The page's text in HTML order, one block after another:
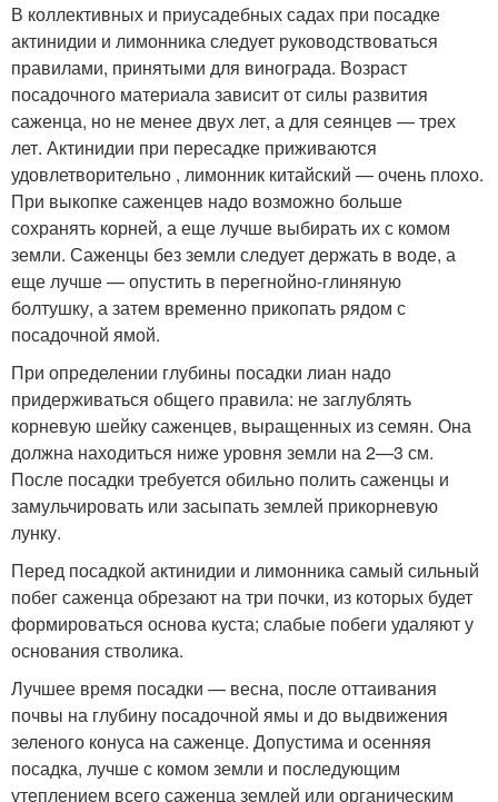
В коллективных и приусадебных садах при посадке
актинидии и лимонника следует руководствоваться
правилами, принятыми для винограда. Возраст
посадочного материала зависит от силы разви­тия
саженца, но не менее двух лет, а для сеянцев — трех
лет. Актинидии при пересадке приживаются
удовлетворительно , лимонник китайский — очень плохо.
При выкопке саженцев надо возможно больше
сохранять корней, а еще лучше выбирать их с комом
земли. Саженцы без земли следует держать в воде, а
еще лучше — опустить в перегнойно-глиняную
болтушку, а затем временно прикопать рядом с
посадочной ямой.
При определении глубины посадки лиан надо
придерживаться общего правила: не заглублять
корневую шейку саженцев, выращенных из семян. Она
должна на­ходиться ниже уровня земли на 2—3 см.
После посадки требуется обильно полить саженцы и
замульчировать или засыпать землей прикорневую
лунку.
Перед посадкой актинидии и лимонника самый сильный
побег саженца обрезают на три почки, из которых будет
формироваться основа куста; слабые по­беги удаляют у
основания стволика.
Лучшее время посадки — весна, после оттаивания
почвы на глубину посадочной ямы и до выдвижения
зеленого конуса на сажен­це. Допустима и осенняя
посадка, лучше с комом земли и последу­ющим
утеплением всего саженца землей или органическим